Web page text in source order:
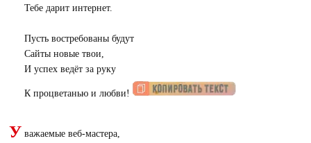
Тебе дарит интернет.
Пусть востребованы будут
Сайты новые твои,
И успех ведёт за руку
К процветанью и любви!
У важаемые веб-мастера,